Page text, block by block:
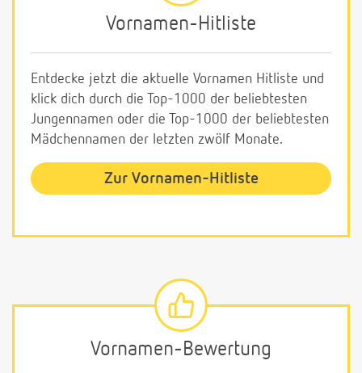
Vornamen-Hitliste
Entdecke jetzt die aktuelle Vornamen Hitliste und
klick dich durch die Top-1000 der beliebtesten
Jungennamen oder die Top-1000 der beliebtesten
Mädchennamen der letzten zwölf Monate.
Zur Vornamen-Hitliste
Vornamen-Bewertung